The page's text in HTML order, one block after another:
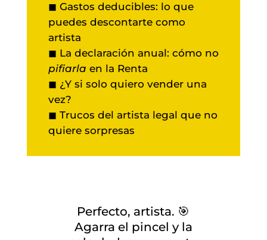
◼ Gastos deducibles: lo que
puedes descontarte como
artista
◼ La declaración anual: cómo no
pifiarla en la Renta
◼ ¿Y si solo quiero vender una
vez?
◼ Trucos del artista legal que no
quiere sorpresas
Perfecto, artista. 🎯
Agarra el pincel y la